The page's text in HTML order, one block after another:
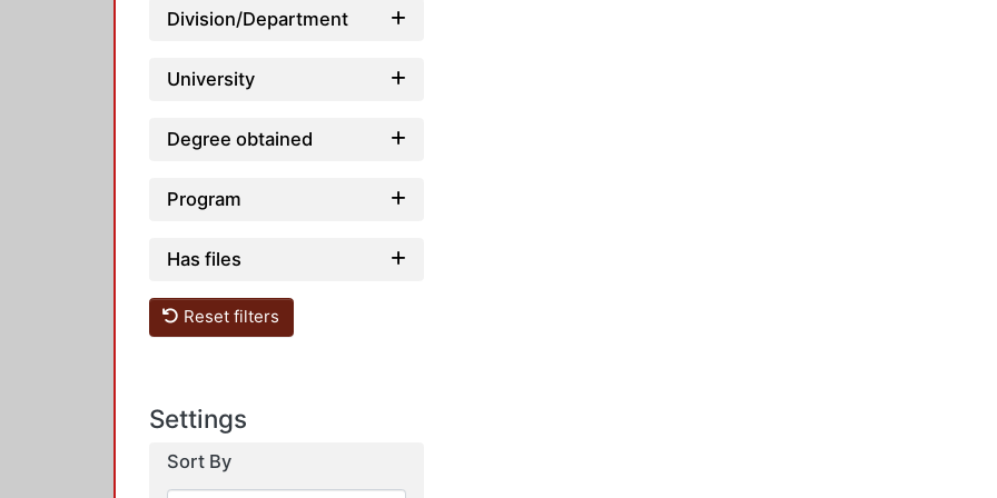
Division/Department
University
Degree obtained
Program
Has files
Reset filters
Settings
Sort By